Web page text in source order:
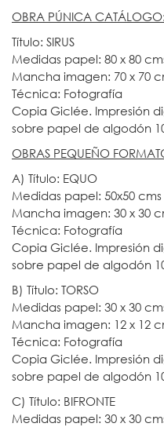
OBRA PÚNICA CATÁLOGO:
Título: SIRUS
Medidas papel: 80 x 80
Mancha imagen: 70 x 70
Técnica: Fotografía
Copia Giclée. Impresión
sobre papel de algodón
OBRAS PEQUEÑO
A) Título: EQUO
Medidas papel: 50x50 cms
Mancha imagen: 30 x 30
Técnica: Fotografía
Copia Giclée. Impresión
sobre papel de algodón
B) Título: TORSO
Medidas papel: 30 x 30
Mancha imagen: 12 x 12
Técnica: Fotografía
Copia Giclée. Impresión
sobre papel de algodón
C) Título: BIFRONTE
Medidas papel: 30 x 30